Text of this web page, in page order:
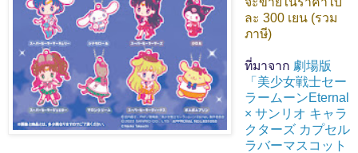
ละ 300 เยน (รวม
ภาษี)
ที่มาจาก 劇場版
「美少女戦士セー
ラームーンEternal
× サンリオ キャラ
クターズ カプセル
ラバーマスコット